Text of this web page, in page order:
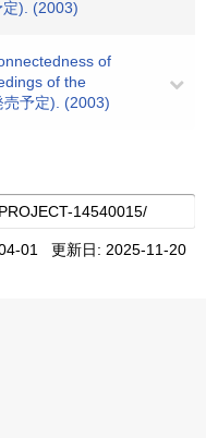
). (2003)
of
of the
予定). (2003)
01 更新日: 2025-11-20